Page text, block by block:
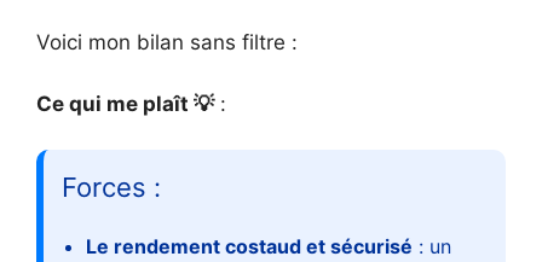
Voici mon bilan sans filtre :
Ce qui me plaît 💡:
Forces :
Le rendement costaud et sécurisé : un